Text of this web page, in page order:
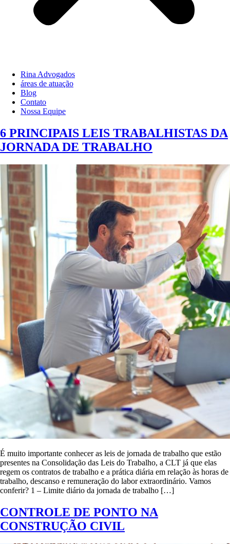
Rina Advogados
áreas de atuação
Blog
Contato
Nossa Equipe
6 PRINCIPAIS LEIS TRABALHISTAS DA
JORNADA DE TRABALHO
É muito importante conhecer as leis de jornada de trabalho que estão
presentes na Consolidação das Leis do Trabalho, a CLT já que elas
regem os contratos de trabalho e a prática diária em relação às horas de
trabalho, descanso e remuneração do labor extraordinário. Vamos
conferir? 1 – Limite diário da jornada de trabalho […]
CONTROLE DE PONTO NA
CONSTRUÇÃO CIVIL